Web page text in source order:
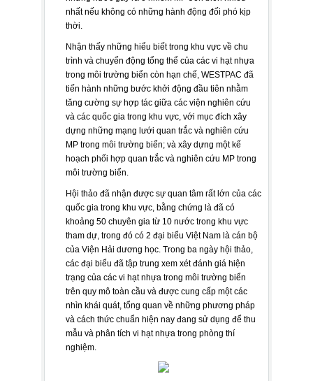
nhất nếu không có những hành động đối phó kịp
thời.
Nhận thấy những hiểu biết trong khu vực về chu
trình và chuyển động tổng thể của các vi hạt nhựa
trong môi trường biển còn hạn chế, WESTPAC đã
tiến hành những bước khởi động đầu tiên nhằm
tăng cường sự hợp tác giữa các viện nghiên cứu
và các quốc gia trong khu vực, với mục đích xây
dựng những mạng lưới quan trắc và nghiên cứu
MP trong môi trường biển; và xây dựng một kế
hoạch phối hợp quan trắc và nghiên cứu MP trong
môi trường biển.
Hội thảo đã nhận được sự quan tâm rất lớn của các
quốc gia trong khu vực, bằng chứng là đã có
khoảng 50 chuyên gia từ 10 nước trong khu vực
tham dự, trong đó có 2 đại biểu Việt Nam là cán bộ
của Viện Hải dương học. Trong ba ngày hội thảo,
các đại biểu đã tập trung xem xét đánh giá hiện
trạng của các vi hạt nhựa trong môi trường biển
trên quy mô toàn cầu và được cung cấp một các
nhìn khái quát, tổng quan về những phương pháp
và cách thức chuẩn hiện nay đang sử dụng để thu
mẫu và phân tích vi hạt nhựa trong phòng thí
nghiệm.